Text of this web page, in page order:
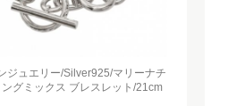
ジュエリー/Silver925/マリーナチ
グミックス ブレスレット/21cm